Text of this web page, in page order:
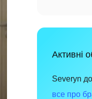
Активні
Severyn до
все про